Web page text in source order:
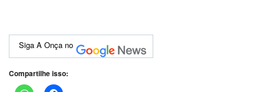
Siga A Onça no
Compartilhe isso: